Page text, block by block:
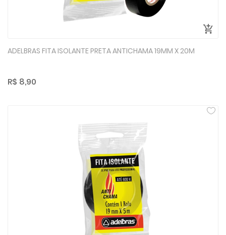
ADELBRAS FITA ISOLANTE PRETA ANTICHAMA 19MM X 20M
R$ 8,90